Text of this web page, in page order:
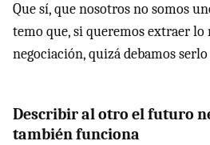
Que sí, que nosotros no somos
temo que, si queremos extraer
negociación, quizá debamos
Describir al otro el futuro
también funciona